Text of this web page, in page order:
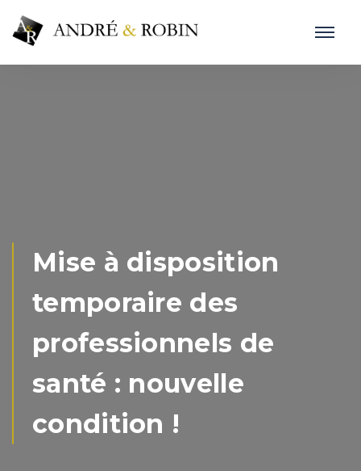
Mise à disposition
temporaire des
professionnels de
santé : nouvelle
condition !